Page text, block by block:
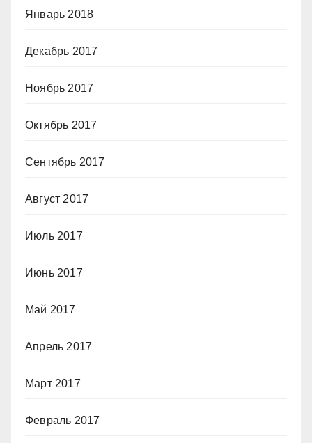
Январь 2018
Декабрь 2017
Ноябрь 2017
Октябрь 2017
Сентябрь 2017
Август 2017
Июль 2017
Июнь 2017
Май 2017
Апрель 2017
Март 2017
Февраль 2017